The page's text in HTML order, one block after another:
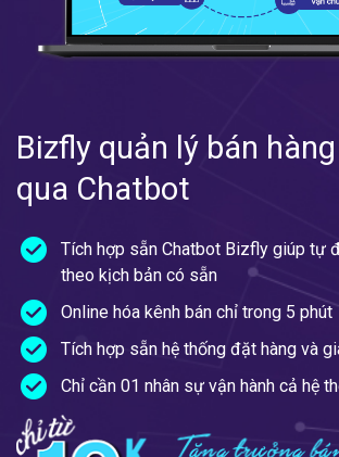
Bizfly quản lý bán
qua Chatbot
Tích hợp sẵn Chatbot Bizfly giúp tự
theo kịch bản có sẵn
Online hóa kênh bán chỉ trong 5 phút
Tích hợp sẵn hệ thống đặt hàng và
Chỉ cần 01 nhân sự vận hành cả hệ